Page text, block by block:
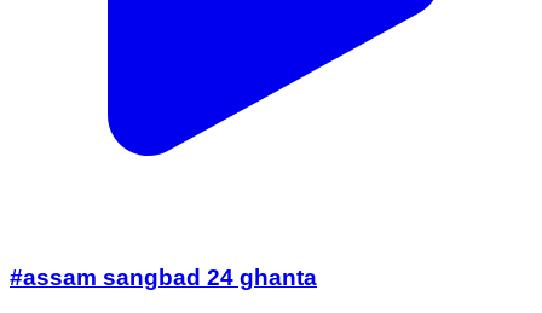
#assam sangbad 24 ghanta